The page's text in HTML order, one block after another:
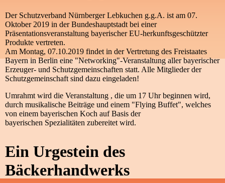
Der Schutzverband Nürnberger Lebkuchen g.g.A. ist am 07.
Oktober 2019 in der Bundeshauptstadt bei einer
Präsentationsveranstaltung bayerischer EU-herkunftsgeschützter
Produkte vertreten.
Am Montag, 07.10.2019 findet in der Vertretung des Freistaates
Bayern in Berlin eine "Networking"-Veranstaltung aller bayerischer
Erzeuger- und Schutzgemeinschaften statt. Alle Mitglieder der
Schutzgemeinschaft sind dazu eingeladen!
Umrahmt wird die Veranstaltung , die um 17 Uhr beginnen wird,
durch musikalische Beiträge und einem "Flying Buffet", welches
von einem bayerischen Koch auf Basis der
bayerischen Spezialitäten zubereitet wird.
Ein Urgestein des
Bäckerhandwerks